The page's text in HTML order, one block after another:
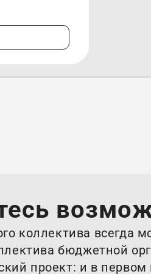
коллектива всегда
бюджетной
проект: и в первом